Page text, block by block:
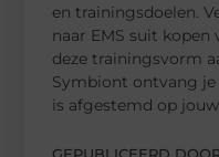
en trainingsdoelen.
naar EMS suit kopen
deze trainingsvorm
Symbiont ontvang je
is afgestemd op
GEPUBLICEERD